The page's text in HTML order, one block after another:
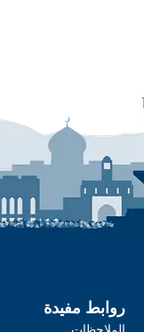
روابط مفيدة